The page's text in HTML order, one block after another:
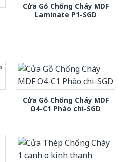
Cửa Gỗ Chống Cháy MDF
Laminate P1-SGD
Cửa Gỗ Chống Cháy MDF
O4-C1 Phào chi-SGD